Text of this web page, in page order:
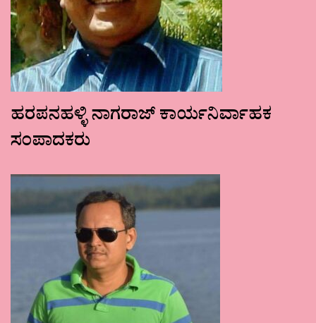
ಹರಪನಹಳ್ಳಿ ನಾಗರಾಜ್ ಕಾರ್ಯನಿರ್ವಾಹಕ
ಸಂಪಾದಕರು